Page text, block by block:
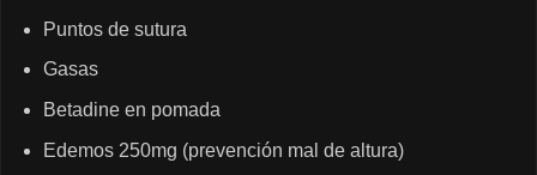
Puntos de sutura
Gasas
Betadine en pomada
Edemos 250mg (prevención mal de altura)